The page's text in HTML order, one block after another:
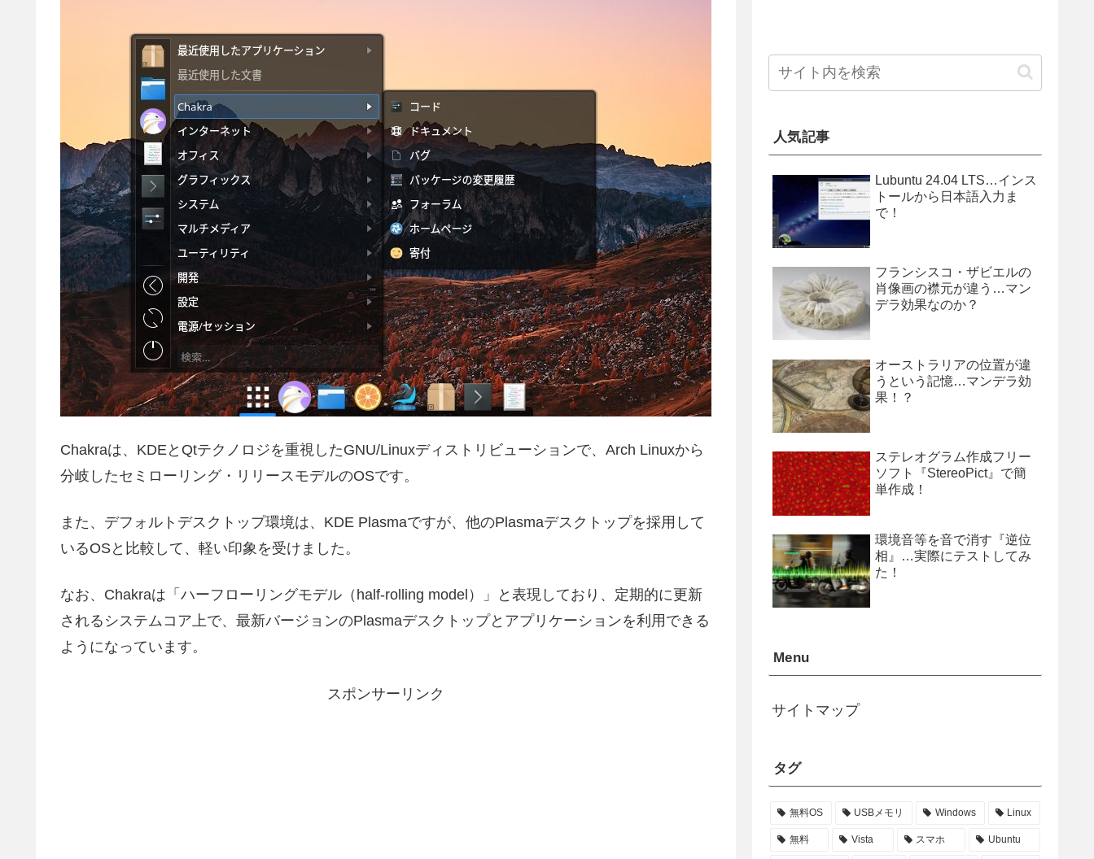
Chakraは、KDEとQtテクノロジを重視したGNU/Linuxディストリビューションで、Arch Linuxから
分岐したセミローリング・リリースモデルのOSです。
また、デフォルトデスクトップ環境は、KDE Plasmaですが、他のPlasmaデスクトップを採用して
いるOSと比較して、軽い印象を受けました。
なお、Chakraは「ハーフローリングモデル（half-rolling model）」と表現しており、定期的に更新
されるシステムコア上で、最新バージョンのPlasmaデスクトップとアプリケーションを利用できる
ようになっています。
スポンサーリンク
人気記事
Lubuntu 24.04 LTS…インス
トールから日本語入力ま
で！
フランシスコ・ザビエルの
肖像画の襟元が違う…マン
デラ効果なのか？
オーストラリアの位置が違
うという記憶…マンデラ効
果！？
ステレオグラム作成フリー
ソフト『StereoPict』で簡
単作成！
環境音等を音で消す『逆位
相』…実際にテストしてみ
た！
Menu
サイトマップ
タグ
無料OS USBメモリ Windows Linux
無料 Vista スマホ Ubuntu